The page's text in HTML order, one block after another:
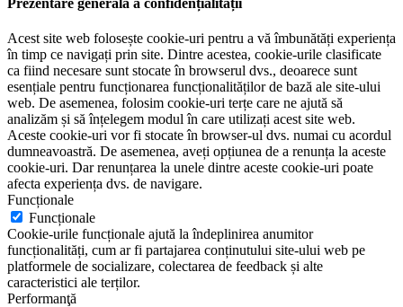
Acest site web folosește cookie-uri pentru a vă îmbunătăți experiența
în timp ce navigați prin site. Dintre acestea, cookie-urile clasificate
ca fiind necesare sunt stocate în browserul dvs., deoarece sunt
esențiale pentru funcționarea funcționalităților de bază ale site-ului
web. De asemenea, folosim cookie-uri terțe care ne ajută să
analizăm și să înțelegem modul în care utilizați acest site web.
Aceste cookie-uri vor fi stocate în browser-ul dvs. numai cu acordul
dumneavoastră. De asemenea, aveți opțiunea de a renunța la aceste
cookie-uri. Dar renunțarea la unele dintre aceste cookie-uri poate
afecta experiența dvs. de navigare.
Funcționale
Funcționale
Cookie-urile funcționale ajută la îndeplinirea anumitor
funcționalități, cum ar fi partajarea conținutului site-ului web pe
platformele de socializare, colectarea de feedback și alte
caracteristici ale terților.
Performanţă